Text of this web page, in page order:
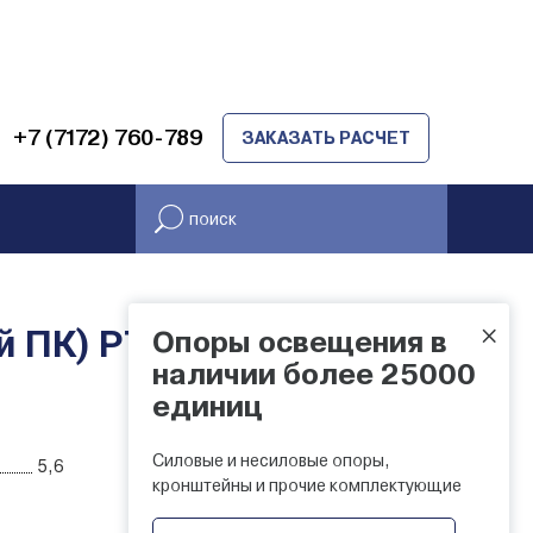
+7 (7172) 760-789 ЗАКАЗАТЬ РАСЧЕТ
ПК) РТУ
НАЛИЧИЕ НА
СКЛАДЕ
5,6
×
Опоры освещения в
наличии более 25000
единиц
Силовые и несиловые опоры,
кронштейны и прочие комплектующие